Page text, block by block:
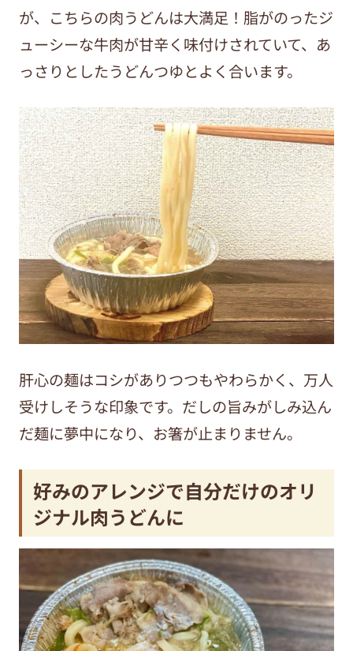
が、こちらの肉うどんは大満足！脂がのったジ
ューシーな牛肉が甘辛く味付けされていて、あ
っさりとしたうどんつゆとよく合います。
肝心の麺はコシがありつつもやわらかく、万人
受けしそうな印象です。だしの旨みがしみ込ん
だ麺に夢中になり、お箸が止まりません。
好みのアレンジで自分だけのオリ
ジナル肉うどんに